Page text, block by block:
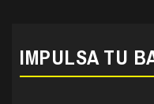
IMPULSA TU